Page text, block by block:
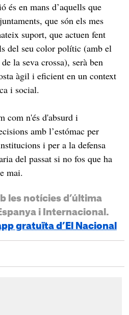
és en mans d’aquells que
que són els mes
suport, que actuen fent
del seu color polític (amb el
la seva crossa), serà ben
àgil i eficient en un context
i social.
com n'és d'absurd i
amb l’estómac per
i per a la defensa
del passat si no fos que ha
mai.
les notícies d’última
i Internacional.
gratuïta d’El Nacional